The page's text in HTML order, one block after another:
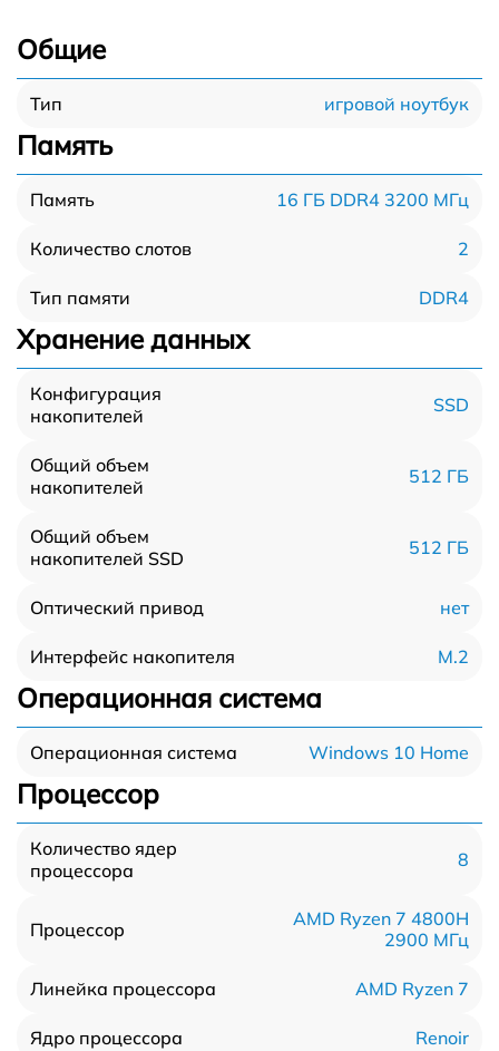
Общие
Тип игровой ноутбук
Память
Память 16 ГБ DDR4 3200 МГц
Количество слотов 2
Тип памяти DDR4
Хранение данных
Конфигурация
накопителей
SSD
Общий объем
накопителей
512 ГБ
Общий объем
накопителей SSD
512 ГБ
Оптический привод нет
Интерфейс накопителя M.2
Операционная система
Операционная система Windows 10 Home
Процессор
Количество ядер
процессора
8
Процессор
AMD Ryzen 7 4800H
2900 МГц
Линейка процессора AMD Ryzen 7
Ядро процессора Renoir